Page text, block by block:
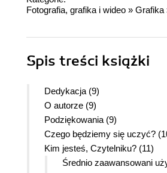
Fotografia, grafika i wideo » Grafika
Spis treści książki
Dedykacja (9)
O autorze (9)
Podziękowania (9)
Czego będziemy się uczyć?
Kim jesteś, Czytelniku? (11)
Średnio zaawansowani